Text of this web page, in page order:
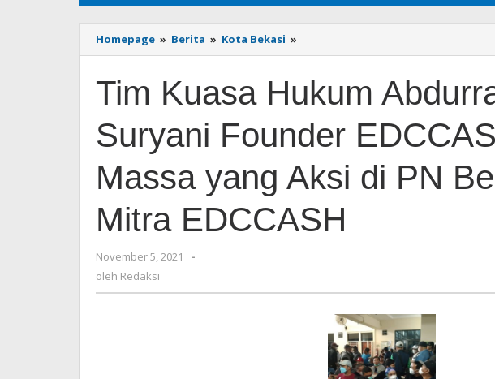
Homepage » Berita » Kota Bekasi »
Kuasa
Abdurrahman
Yusuf
Suryani
Founder
EDCCASH
Tegaskan
Massa
yang
Aksi
EDCCASH
Tim Kuasa Hukum
Suryani Founder
Massa yang Aksi di PN
Mitra EDCCASH
November 5, 2021
oleh
-
oleh Redaksi